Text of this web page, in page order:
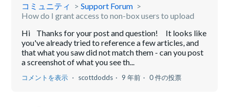
コミュニティ
Support Forum
How do I grant access to non-box users to upload
Hi Thanks for your post and question! It looks like
you've already tried to reference a few articles, and
that what you saw did not match them - can you post
a screenshot of what you see th...
コメントを表示 scottdodds 9 年前 0 件の投票